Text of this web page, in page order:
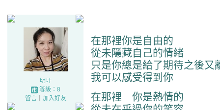
明玕
等級：8
留言｜ 加入好友
在那裡你是自由的
從未隱藏自己的情緒
只是你總是給了期待之後又
我可以感受得到你
在那裡 你是熱情的